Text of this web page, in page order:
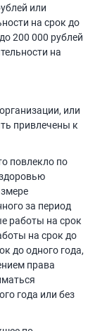
или
на срок до
200 000 рублей
на
или
привлечены к
повлекло по
за период
работы на срок
на срок до
до одного года,
права
года или без